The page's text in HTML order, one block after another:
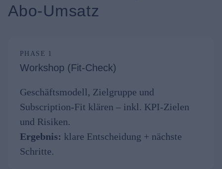
Abo-Umsatz
PHASE 1
Workshop (Fit-Check)
Geschäftsmodell, Zielgruppe und
Subscription-Fit klären – inkl. KPI-Zielen
und Risiken.
Ergebnis: klare Entscheidung + nächste
Schritte.